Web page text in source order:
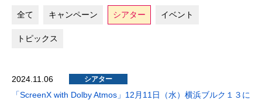
全て キャンペーン シアター イベント
トピックス
2024.11.06 シアター
「ScreenX with Dolby Atmos」12月11日（水）横浜ブルク１３に